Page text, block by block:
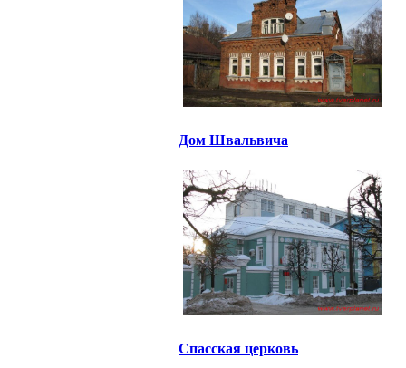
Дом Швальвича
Спасская церковь